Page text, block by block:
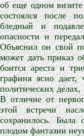
об еще одном
состоялся после
бледный и
опасности и
Объяснил он свой
может дать приказ
боится ареста и
графиня ясно дает,
политических делах,
В отличие от
этой встречи
сохранилось. Была
плодом фантазии